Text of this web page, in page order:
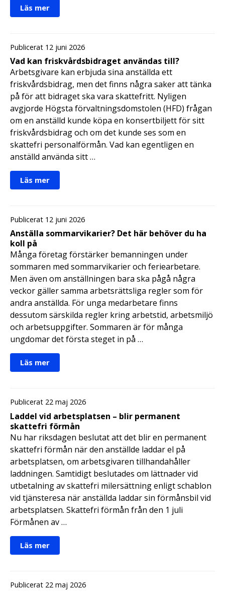
Läs mer
Publicerat 12 juni 2026
Vad kan friskvårdsbidraget användas till?
Arbetsgivare kan erbjuda sina anställda ett
friskvårdsbidrag, men det finns några saker att tänka
på för att bidraget ska vara skattefritt. Nyligen
avgjorde Högsta förvaltningsdomstolen (HFD) frågan
om en anställd kunde köpa en konsertbiljett för sitt
friskvårdsbidrag och om det kunde ses som en
skattefri personalförmån. Vad kan egentligen en
anställd använda sitt …
Läs mer
Publicerat 12 juni 2026
Anställa sommarvikarier? Det här behöver du ha
koll på
Många företag förstärker bemanningen under
sommaren med sommarvikarier och feriearbetare.
Men även om anställningen bara ska pågå några
veckor gäller samma arbetsrättsliga regler som för
andra anställda. För unga medarbetare finns
dessutom särskilda regler kring arbetstid, arbetsmiljö
och arbetsuppgifter. Sommaren är för många
ungdomar det första steget in på …
Läs mer
Publicerat 22 maj 2026
Laddel vid arbetsplatsen – blir permanent
skattefri förmån
Nu har riksdagen beslutat att det blir en permanent
skattefri förmån när den anställde laddar el på
arbetsplatsen, om arbetsgivaren tillhandahåller
laddningen. Samtidigt beslutades om lättnader vid
utbetalning av skattefri milersättning enligt schablon
vid tjänsteresa när anställda laddar sin förmånsbil vid
arbetsplatsen. Skattefri förmån från den 1 juli
Förmånen av …
Läs mer
Publicerat 22 maj 2026